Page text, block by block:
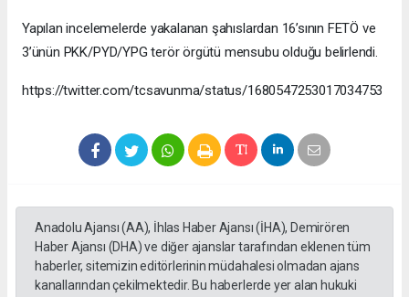
Yapılan incelemelerde yakalanan şahıslardan 16’sının FETÖ ve
3’ünün PKK/PYD/YPG terör örgütü mensubu olduğu belirlendi.
https://twitter.com/tcsavunma/status/1680547253017034753
Anadolu Ajansı (AA), İhlas Haber Ajansı (İHA), Demirören
Haber Ajansı (DHA) ve diğer ajanslar tarafından eklenen tüm
haberler, sitemizin editörlerinin müdahalesi olmadan ajans
kanallarından çekilmektedir. Bu haberlerde yer alan hukuki